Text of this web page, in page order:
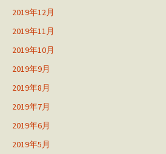
2019年12月
2019年11月
2019年10月
2019年9月
2019年8月
2019年7月
2019年6月
2019年5月